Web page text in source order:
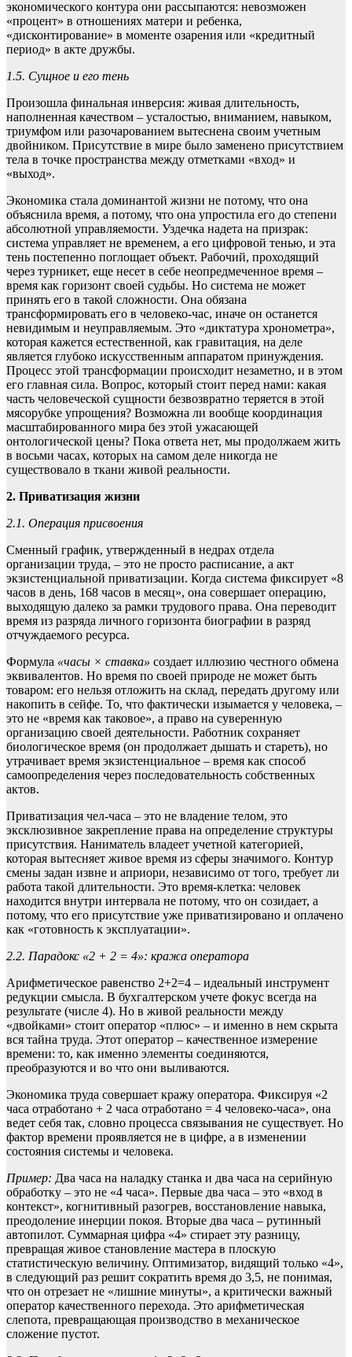
экономического контура они рассыпаются: невозможен
«процент» в отношениях матери и ребенка,
«дисконтирование» в моменте озарения или «кредитный
период» в акте дружбы.
1.5. Сущное и его тень
Произошла финальная инверсия: живая длительность,
наполненная качеством – усталостью, вниманием, навыком,
триумфом или разочарованием вытеснена своим учетным
двойником. Присутствие в мире было заменено присутствием
тела в точке пространства между отметками «вход» и
«выход».
Экономика стала доминантой жизни не потому, что она
объяснила время, а потому, что она упростила его до степени
абсолютной управляемости. Уздечка надета на призрак:
система управляет не временем, а его цифровой тенью, и эта
тень постепенно поглощает объект. Рабочий, проходящий
через турникет, еще несет в себе неопредмеченное время –
время как горизонт своей судьбы. Но система не может
принять его в такой сложности. Она обязана
трансформировать его в человеко-час, иначе он останется
невидимым и неуправляемым. Это «диктатура хронометра»,
которая кажется естественной, как гравитация, на деле
является глубоко искусственным аппаратом принуждения.
Процесс этой трансформации происходит незаметно, и в этом
его главная сила. Вопрос, который стоит перед нами: какая
часть человеческой сущности безвозвратно теряется в этой
мясорубке упрощения? Возможна ли вообще координация
масштабированного мира без этой ужасающей
онтологической цены? Пока ответа нет, мы продолжаем жить
в восьми часах, которых на самом деле никогда не
существовало в ткани живой реальности.
2. Приватизация жизни
2.1. Операция присвоения
Сменный график, утвержденный в недрах отдела
организации труда, – это не просто расписание, а акт
экзистенциальной приватизации. Когда система фиксирует «8
часов в день, 168 часов в месяц», она совершает операцию,
выходящую далеко за рамки трудового права. Она переводит
время из разряда личного горизонта биографии в разряд
отчуждаемого ресурса.
Формула «часы × ставка» создает иллюзию честного обмена
эквивалентов. Но время по своей природе не может быть
товаром: его нельзя отложить на склад, передать другому или
накопить в сейфе. То, что фактически изымается у человека, –
это не «время как таковое», а право на суверенную
организацию своей деятельности. Работник сохраняет
биологическое время (он продолжает дышать и стареть), но
утрачивает время экзистенциальное – время как способ
самоопределения через последовательность собственных
актов.
Приватизация чел-часа – это не владение телом, это
эксклюзивное закрепление права на определение структуры
присутствия. Наниматель владеет учетной категорией,
которая вытесняет живое время из сферы значимого. Контур
смены задан извне и априори, независимо от того, требует ли
работа такой длительности. Это время-клетка: человек
находится внутри интервала не потому, что он созидает, а
потому, что его присутствие уже приватизировано и оплачено
как «готовность к эксплуатации».
2.2. Парадокс «2 + 2 = 4»: кража оператора
Арифметическое равенство 2+2=4 – идеальный инструмент
редукции смысла. В бухгалтерском учете фокус всегда на
результате (числе 4). Но в живой реальности между
«двойками» стоит оператор «плюс» – и именно в нем скрыта
вся тайна труда. Этот оператор – качественное измерение
времени: то, как именно элементы соединяются,
преобразуются и во что они выливаются.
Экономика труда совершает кражу оператора. Фиксируя «2
часа отработано + 2 часа отработано = 4 человеко-часа», она
ведет себя так, словно процесса связывания не существует. Но
фактор времени проявляется не в цифре, а в изменении
состояния системы и человека.
Пример: Два часа на наладку станка и два часа на серийную
обработку – это не «4 часа». Первые два часа – это «вход в
контекст», когнитивный разогрев, восстановление навыка,
преодоление инерции покоя. Вторые два часа – рутинный
автопилот. Суммарная цифра «4» стирает эту разницу,
превращая живое становление мастера в плоскую
статистическую величину. Оптимизатор, видящий только «4»,
в следующий раз решит сократить время до 3,5, не понимая,
что он отрезает не «лишние минуты», а критически важный
оператор качественного перехода. Это арифметическая
слепота, превращающая производство в механическое
сложение пустот.